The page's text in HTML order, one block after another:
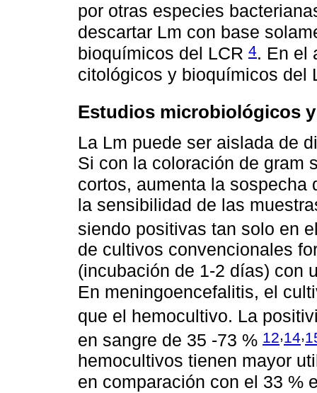
por otras especies
descartar Lm con base
bioquímicos del LCR 4. En el
citológicos y bioquímicos del
Estudios microbiológicos
La Lm puede ser aislada de
Si con la coloración de gram
cortos, aumenta la
la sensibilidad de las
siendo positivas tan solo en
de cultivos convencionales
(incubación de 1-2 días) con
En meningoencefalitis, el
que el hemocultivo. La
en sangre de 35 -73 % 12,14,
hemocultivos tienen mayor
en comparación con el 33 %